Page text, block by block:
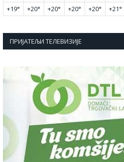
+19° +20° +20° +20° +20° +21°
ПРИЈАТЕЉИ ТЕЛЕВИЗИЈЕ